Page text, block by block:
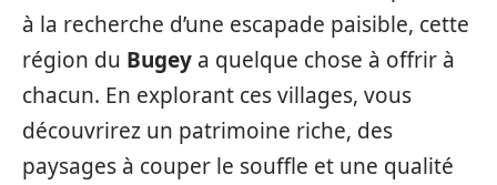
à la recherche d’une escapade paisible, cette
région du Bugey a quelque chose à offrir à
chacun. En explorant ces villages, vous
découvrirez un patrimoine riche, des
paysages à couper le souffle et une qualité